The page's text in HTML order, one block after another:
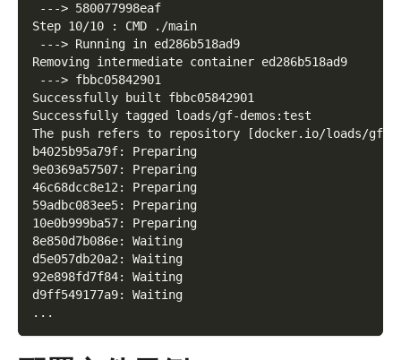
---> 580077998eaf
Step 10/10 : CMD ./main
---> Running in ed286b518ad9
Removing intermediate container ed286b518ad9
---> fbbc05842901
Successfully built fbbc05842901
Successfully tagged loads/gf-demos:test
The push refers to repository [docker.io/loads/gf-
b4025b95a79f: Preparing
9e0369a57507: Preparing
46c68dcc8e12: Preparing
59adbc083ee5: Preparing
10e0b999ba57: Preparing
8e850d7b086e: Waiting
d5e057db20a2: Waiting
92e898fd7f84: Waiting
d9ff549177a9: Waiting
...